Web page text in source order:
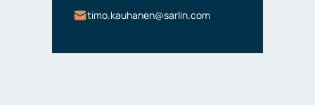
timo.kauhanen@sarlin.com